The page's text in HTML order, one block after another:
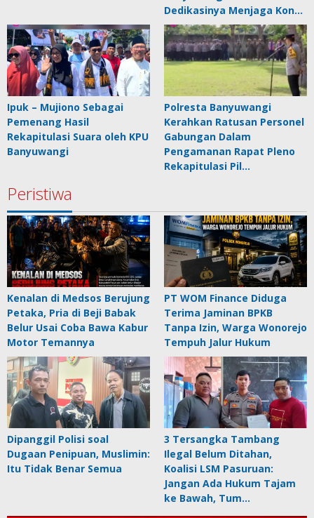
Dedikasinya Menjaga Kon…
Ipuk – Mujiono Sebagai
Pemenang Hasil
Rekapitulasi Suara oleh KPU
Banyuwangi
Polresta Banyuwangi
Kerahkan Ratusan Personel
Gabungan Dalam
Pengamanan Rapat Pleno
Rekapitulasi Pil…
Peristiwa
Kenalan di Medsos Berujung
Petaka, Pria di Beji Babak
Belur Usai Coba Bawa Kabur
Motor Temannya
PT WOM Finance Diduga
Terima Jaminan BPKB
Tanpa Izin, Warga Wonorejo
Tempuh Jalur Hukum
Dipanggil Polisi soal
Dugaan Penipuan, Muslimin:
Itu Tidak Benar Semua
3 Tersangka Tambang
Ilegal Belum Ditahan,
Koalisi LSM Pasuruan:
Jangan Ada Hukum Tajam
ke Bawah, Tum…